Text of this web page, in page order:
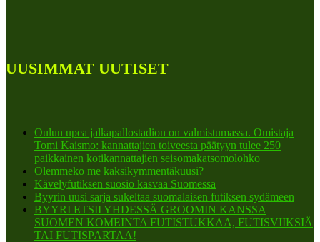
UUSIMMAT UUTISET
Oulun upea jalkapallostadion on valmistumassa. Omistaja
Tomi Kaismo: kannattajien toiveesta päätyyn tulee 250
paikkainen kotikannattajien seisomakatsomolohko
Olemmeko me kaksikymmentäkuusi?
Kävelyfutiksen suosio kasvaa Suomessa
Byyrin uusi sarja sukeltaa suomalaisen futiksen sydämeen
BYYRI ETSII YHDESSÄ GROOMIN KANSSA
SUOMEN KOMEINTA FUTISTUKKAA, FUTISVIIKSIÄ
TAI FUTISPARTAA!